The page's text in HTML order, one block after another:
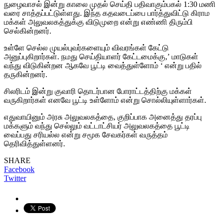
நுழைவாசல் இன்று காலை முதல் செய்தி பதிவாகும்பகல் 1:30 மணி
வரை சாத்தப்பட்டுள்ளது. இந்த கதவடைப்பை பார்த்துவிட்டு கிராம
மக்கள் அலுவலகத்துக்கு விடுமுறை என்று எண்ணி திரும்பி
செல்கின்றனர்.
உள்ளே செல்ல முயல்புவர்களையும் விவரங்கள் கேட்டு
அனுப்புகிறார்கள். நமது செய்தியாளர் கேட்டமைக்கு,’ மாடுகள்
வந்து விடுகின்றன ஆகவே பூட்டி வைத்துள்ளோம் ‘ என்று பதில்
தருகின்றனர்.
சிலரிடம் இன்று குவாரி தொடர்பான போராட்டத்திற்கு மக்கள்
வருகிறார்கள் எனவே பூட்டி உள்ளோம் என்று சொல்லியுள்ளார்கள்.
எதுவாயினும் அரசு அலுவலகத்தை, குறிப்பாக அனைத்து தரப்பு
மக்களும் வந்து செல்லும் வட்டாட்சியர் அலுவலகத்தை பூட்டி
வைப்பது சரியல்ல என்று சமூக சேவகர்கள் வருத்தம்
தெரிவித்துள்ளனர்.
SHARE
Facebook
Twitter